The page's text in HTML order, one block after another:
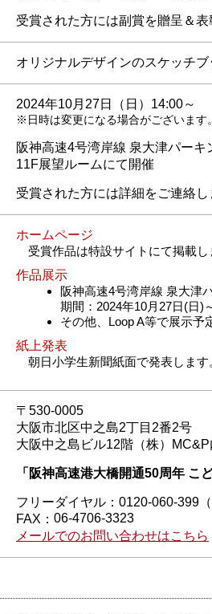
受賞された方には副賞を贈呈＆
オリジナルデザインのスケッチブ
2024年10月27日（日）14:00～
日時は変更になる場合がございます。
阪神高速4号湾岸線 泉大津パーキ
11F展望ルームにて開催
受賞された方には詳細をご連絡し
ホームページ
受賞作品は特設サイトにて掲載し
作品展示
阪神高速4号湾岸線 泉大津
期間：2024年10月27日(日)
その他、Loop A等で展示予
紙上発表
朝日小学生新聞紙面で発表します
〒530-0005
大阪市北区中之島2丁目2番2号
大阪中之島ビル12階（株）MC&P
「阪神高速港大橋開通50周年 こ
フリーダイヤル： 0120-060-399
FAX： 06-4706-3323
メールでのお問い合わせはこちら